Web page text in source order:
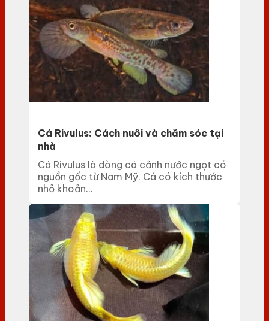
Cá Rivulus: Cách nuôi và chăm sóc tại
nhà
Cá Rivulus là dòng cá cảnh nước ngọt có
nguồn gốc từ Nam Mỹ. Cá có kích thước
nhỏ khoản...